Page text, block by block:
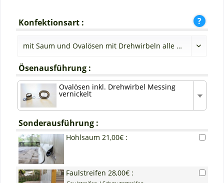
Konfektionsart :
Ösenausführung :
Ovalösen inkl. Drehwirbel Messing
vernickelt
Sonderausführung :
Hohlsaum 21,00€ :
Faulstreifen 28,00€ :